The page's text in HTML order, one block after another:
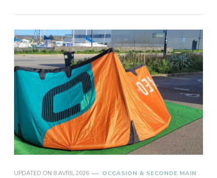
UPDATED ON 8 AVRIL 2026 OCCASION & SECONDE MAIN